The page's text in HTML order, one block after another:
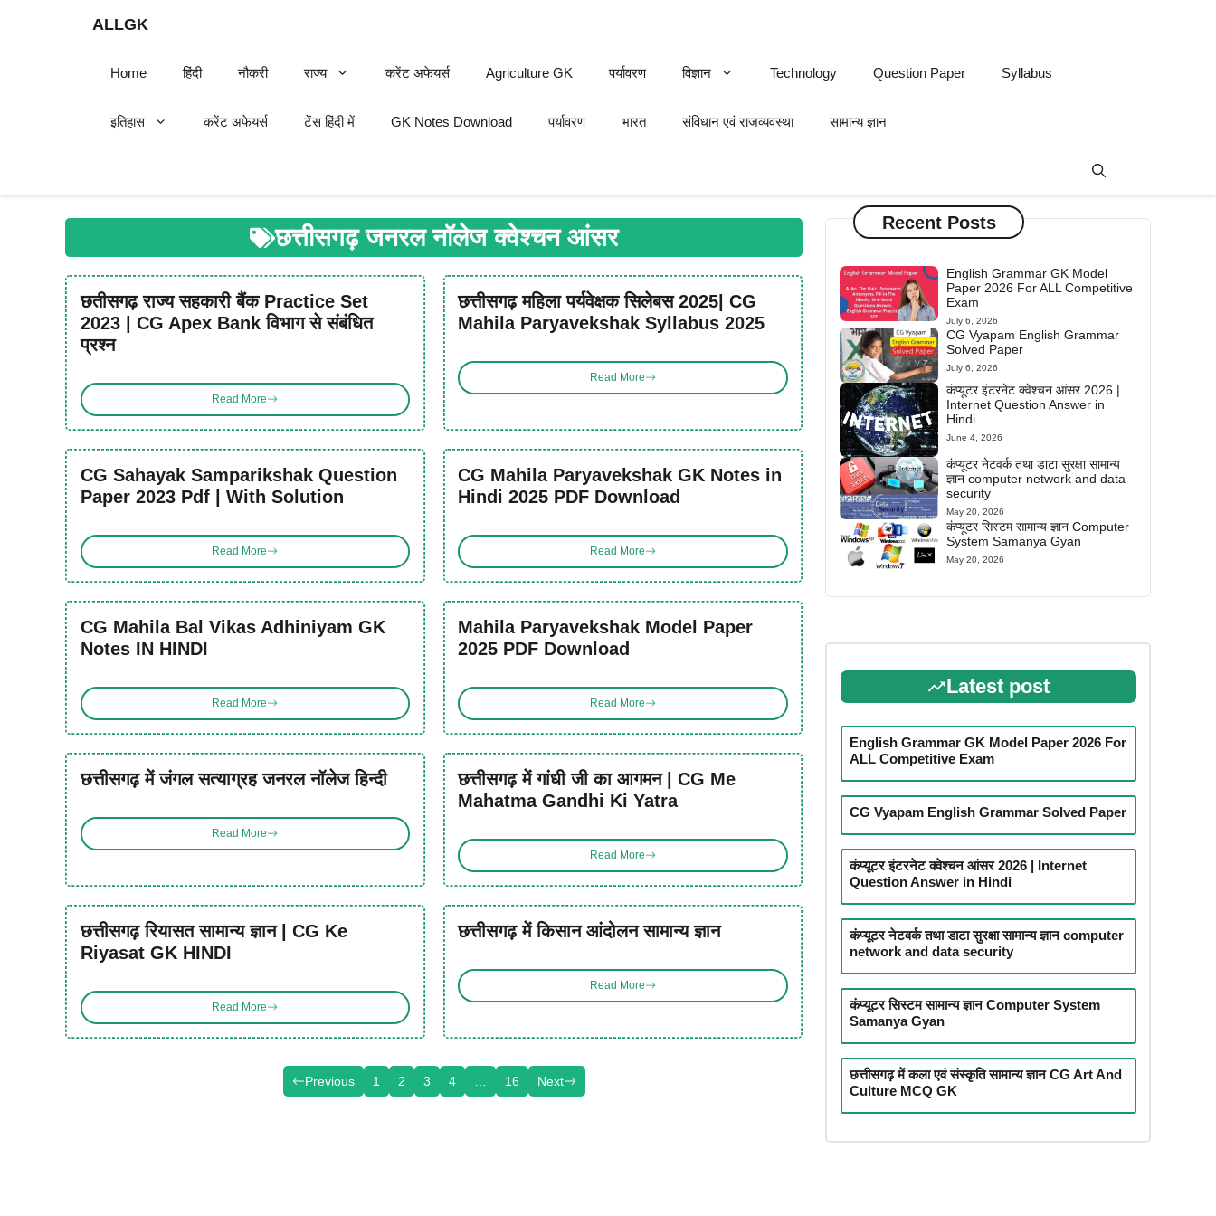
ALLGK
Home हिंदी नौकरी राज्य करेंट अफेयर्स Agriculture GK पर्यावरण विज्ञान Technology Question Paper Syllabus
इतिहास करेंट अफेयर्स टेंस हिंदी में GK Notes Download पर्यावरण भारत संविधान एवं राजव्यवस्था सामान्य ज्ञान
छत्तीसगढ़ जनरल नॉलेज क्वेश्चन आंसर
छतीसगढ़ राज्य सहकारी बैंक Practice Set
2023 | CG Apex Bank विभाग से संबंधित
प्रश्न
Read More
छत्तीसगढ़ महिला पर्यवेक्षक सिलेबस 2025| CG
Mahila Paryavekshak Syllabus 2025
Read More
CG Sahayak Samparikshak Question
Paper 2023 Pdf | With Solution
Read More
CG Mahila Paryavekshak GK Notes in
Hindi 2025 PDF Download
Read More
CG Mahila Bal Vikas Adhiniyam GK
Notes IN HINDI
Read More
Mahila Paryavekshak Model Paper
2025 PDF Download
Read More
छत्तीसगढ़ में जंगल सत्याग्रह जनरल नॉलेज हिन्दी
Read More
छत्तीसगढ़ में गांधी जी का आगमन | CG Me
Mahatma Gandhi Ki Yatra
Read More
छत्तीसगढ़ रियासत सामान्य ज्ञान | CG Ke
Riyasat GK HINDI
Read More
छत्तीसगढ़ में किसान आंदोलन सामान्य ज्ञान
Read More
Previous 1 2 3 4 16 Next
Recent Posts
English Grammar GK Model
Paper 2026 For ALL Competitive
Exam
July 6, 2026
CG Vyapam English Grammar
Solved Paper
July 6, 2026
कंप्यूटर इंटरनेट क्वेश्चन आंसर 2026 |
Internet Question Answer in
Hindi
June 4, 2026
कंप्यूटर नेटवर्क तथा डाटा सुरक्षा सामान्य
ज्ञान computer network and data
security
May 20, 2026
कंप्यूटर सिस्टम सामान्य ज्ञान Computer
System Samanya Gyan
May 20, 2026
Latest post
English Grammar GK Model Paper 2026 For
ALL Competitive Exam
CG Vyapam English Grammar Solved Paper
कंप्यूटर इंटरनेट क्वेश्चन आंसर 2026 | Internet
Question Answer in Hindi
कंप्यूटर नेटवर्क तथा डाटा सुरक्षा सामान्य ज्ञान computer
network and data security
कंप्यूटर सिस्टम सामान्य ज्ञान Computer System
Samanya Gyan
छत्तीसगढ़ में कला एवं संस्कृति सामान्य ज्ञान CG Art And
Culture MCQ GK